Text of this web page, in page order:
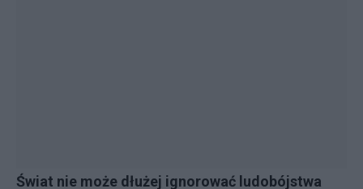
Świat nie może dłużej ignorować ludobójstwa